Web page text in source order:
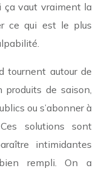
ça vaut vraiment la
ce qui est le plus
tournent autour de
produits de saison,
ou s’abonner à
solutions sont
intimidantes
rempli. On a